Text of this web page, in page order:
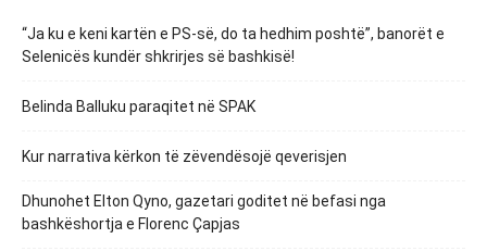
“Ja ku e keni kartën e PS-së, do ta hedhim poshtë”, banorët e
Selenicës kundër shkrirjes së bashkisë!
Belinda Balluku paraqitet në SPAK
Kur narrativa kërkon të zëvendësojë qeverisjen
Dhunohet Elton Qyno, gazetari goditet në befasi nga
bashkëshortja e Florenc Çapjas